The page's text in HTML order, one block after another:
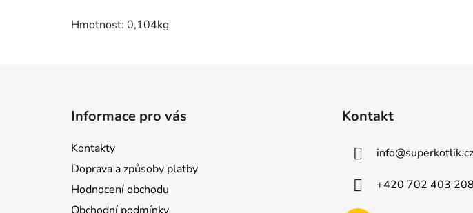
Hmotnost: 0,104kg
Informace pro vás
Kontakty
Doprava a způsoby platby
Hodnocení obchodu
Kontakt
info@superkotlik.cz
+420 702 403 208